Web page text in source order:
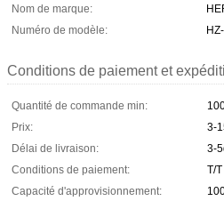
Nom de marque:
Numéro de modèle:
Conditions de paiement et
Quantité de commande min:
Prix:
3-
Délai de livraison:
3-
Conditions de paiement:
T/T
Capacité d'approvisionnement: